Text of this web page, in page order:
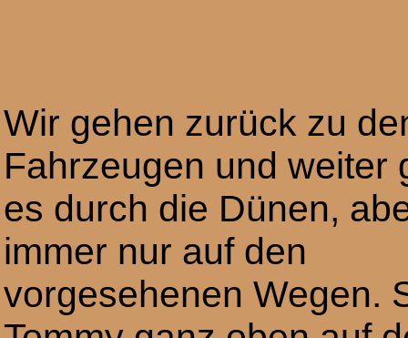
Wir gehen zurück zu
Fahrzeugen und weiter
es durch die Dünen,
immer nur auf den
vorgesehenen Wegen.